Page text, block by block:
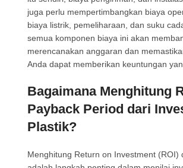
juga perlu mempertimbangkan biaya
biaya listrik, pemeliharaan, dan suku
semua komponen biaya ini akan
merencanakan anggaran dan
Anda dapat memberikan keuntungan
Bagaimana Menghitung
Payback Period dari
Plastik?
Menghitung Return on Investment (ROI)